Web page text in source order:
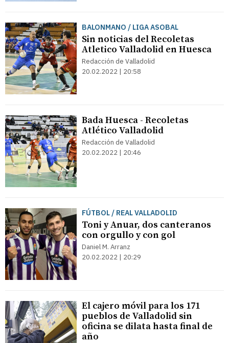
BALONMANO / LIGA ASOBAL
Sin noticias del Recoletas
Atletico Valladolid en Huesca
Redacción de Valladolid
20.02.2022 | 20:58
Bada Huesca - Recoletas
Atlético Valladolid
Redacción de Valladolid
20.02.2022 | 20:46
FÚTBOL / REAL VALLADOLID
Toni y Anuar, dos canteranos
con orgullo y con gol
Daniel M. Arranz
20.02.2022 | 20:29
El cajero móvil para los 171
pueblos de Valladolid sin
oficina se dilata hasta final de
año